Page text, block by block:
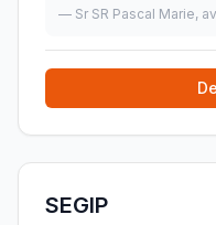
fait et deux
— Sr SR Pascal Marie,
SEGIP